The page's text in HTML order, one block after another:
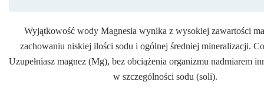
Wyjątkowość wody Magnesia wynika z wysokiej zawartości
zachowaniu niskiej ilości sodu i ogólnej średniej mineralizacji.
Uzupełniasz magnez (Mg), bez obciążenia organizmu nadmiarem
w szczególności sodu (soli).